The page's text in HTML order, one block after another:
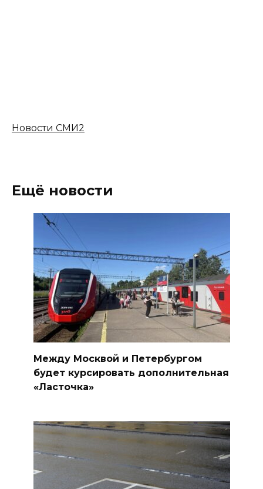
Новости СМИ2
Ещё новости
Между Москвой и Петербургом
будет курсировать дополнительная
«Ласточка»